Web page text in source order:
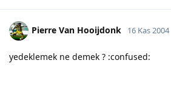
Pierre Van Hooijdonk 16 Kas 2004
yedeklemek ne demek ? :confused: